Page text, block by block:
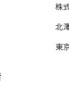
株
北
東